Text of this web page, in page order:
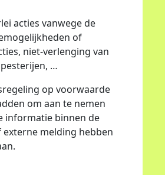
acties vanwege de
of
niet-verlenging van
…
op voorwaarde
om aan te nemen
informatie binnen de
melding hebben